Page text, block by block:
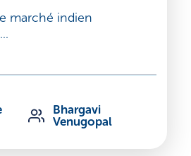
marché indien
Bhargavi
Venugopal